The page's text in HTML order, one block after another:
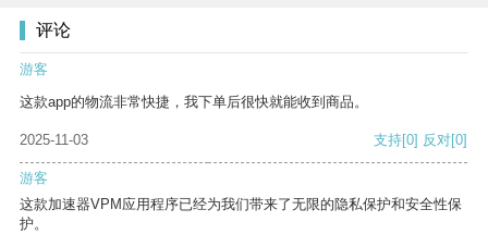
评论
游客
这款app的物流非常快捷，我下单后很快就能收到商品。
2025-11-03 支持[0] 反对[0]
游客
这款加速器VPM应用程序已经为我们带来了无限的隐私保护和安全性保
护。